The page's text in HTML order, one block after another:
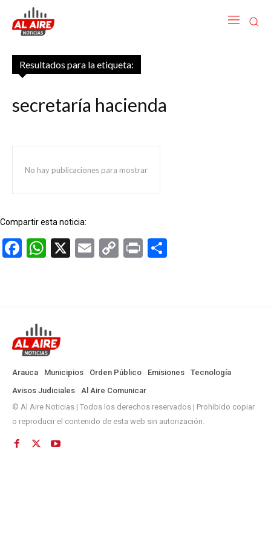
Resultados para la etiqueta:
secretaría hacienda
No hay publicaciones para mostrar
Compartir esta noticia:
Facebook
WhatsApp
X EmailCopy
Print
Arauca Municipios Orden Público Emisiones
Tecnología
Avisos Judiciales
Al Aire Comunicar
© Al Aire Noticias | Todos los derechos reservados | Prohibido copiar
o reproducir el contenido de esta web sin autorización.